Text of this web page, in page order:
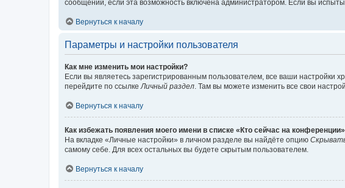
сообщений, если эта возможность включена администратором. Если вы
Вернуться к началу
Параметры и настройки пользователя
Как мне изменить мои настройки?
Если вы являетесь зарегистрированным пользователем, все ваши настройки
перейдите по ссылке Личный раздел . Там вы можете изменить все свои
Вернуться к началу
Как избежать появления моего имени в списке «Кто сейчас на
На вкладке «Личные настройки» в личном разделе вы найдёте опцию
самому себе. Для всех остальных вы будете скрытым пользователем.
Вернуться к началу